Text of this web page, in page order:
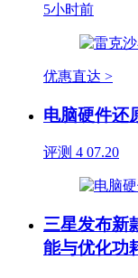
5小时前
优惠直达 >
电脑硬件还
评测 4 07.20
三星发布新
能与优化功